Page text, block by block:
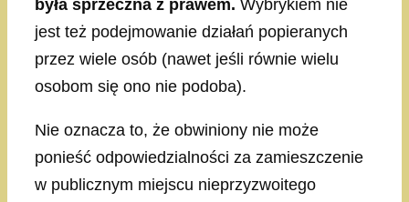
była sprzeczna z prawem. Wybrykiem nie
jest też podejmowanie działań popieranych
przez wiele osób (nawet jeśli równie wielu
osobom się ono nie podoba).
Nie oznacza to, że obwiniony nie może
ponieść odpowiedzialności za zamieszczenie
w publicznym miejscu nieprzyzwoitego